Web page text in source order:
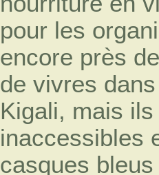
pour les
encore près
de vivres
Kigali, mais
inaccessibles
casques